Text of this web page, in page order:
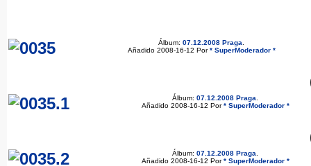
Álbum: 07.12.2008 Praga
Añadido 2008-16-12 Por* SuperModerador *
Álbum: 07.12.2008 Praga
Añadido 2008-16-12 Por* SuperModerador *
Álbum: 07.12.2008 Praga
Añadido 2008-16-12 Por* SuperModerador *